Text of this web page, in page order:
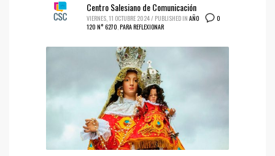
0
Centro Salesiano de Comunicación
VIERNES, 11 OCTUBRE 2024/ PUBLISHED IN AÑO
120 N° 6270,PARA REFLEXIONAR